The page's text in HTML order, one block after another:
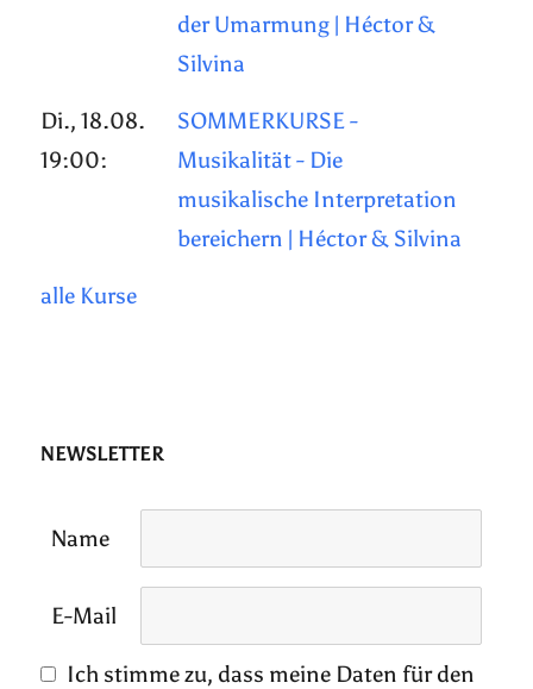
der Umarmung | Héctor &
Silvina
Di., 18.08.
19:00:
SOMMERKURSE -
Musikalität - Die
musikalische Interpretation
bereichern | Héctor & Silvina
alle Kurse
NEWSLETTER
Name
E-Mail
Ich stimme zu, dass meine Daten für den